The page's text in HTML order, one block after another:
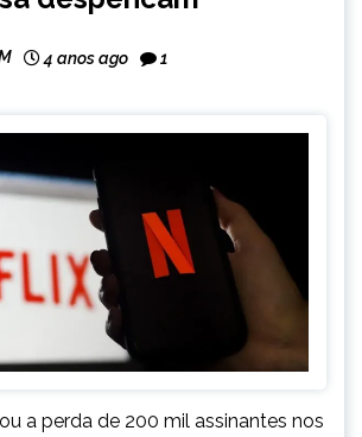
4 anos ago 1
a perda de 200 mil assinantes nos